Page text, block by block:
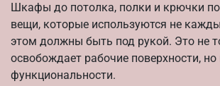
Шкафы до потолка, полки и крючки
вещи, которые используются не
этом должны быть под рукой. Это не
освобождает рабочие поверхности,
функциональности.